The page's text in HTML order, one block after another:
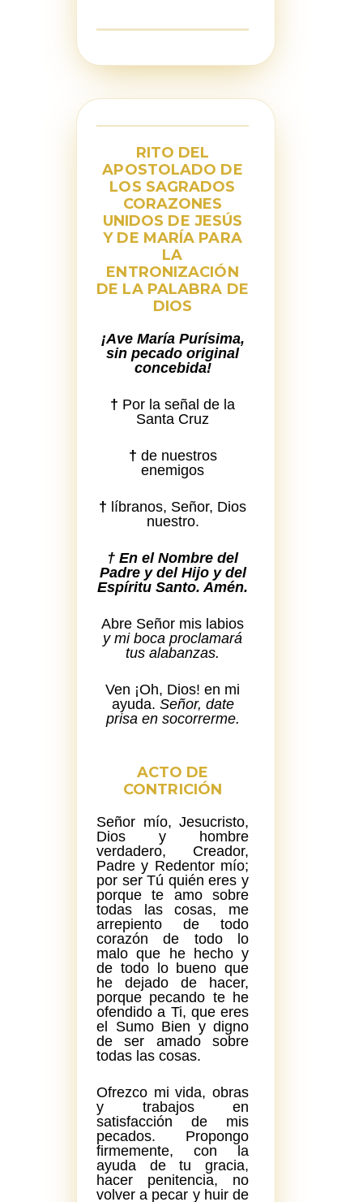
RITO DEL
APOSTOLADO DE
LOS SAGRADOS
CORAZONES
UNIDOS DE JESÚS
Y DE MARÍA PARA
LA
ENTRONIZACIÓN
DE LA PALABRA DE
DIOS
¡Ave María Purísima,
sin pecado original
concebida!
† Por la señal de la
Santa Cruz
† de nuestros
enemigos
† líbranos, Señor, Dios
nuestro.
† En el Nombre del
Padre y del Hijo y del
Espíritu Santo. Amén.
Abre Señor mis labios
y mi boca proclamará
tus alabanzas.
Ven ¡Oh, Dios! en mi
ayuda. Señor, date
prisa en socorrerme.
ACTO DE
CONTRICIÓN
Señor mío, Jesucristo,
Dios y hombre
verdadero, Creador,
Padre y Redentor mío;
por ser Tú quién eres y
porque te amo sobre
todas las cosas, me
arrepiento de todo
corazón de todo lo
malo que he hecho y
de todo lo bueno que
he dejado de hacer,
porque pecando te he
ofendido a Ti, que eres
el Sumo Bien y digno
de ser amado sobre
todas las cosas.
Ofrezco mi vida, obras
y trabajos en
satisfacción de mis
pecados. Propongo
firmemente, con la
ayuda de tu gracia,
hacer penitencia, no
volver a pecar y huir de